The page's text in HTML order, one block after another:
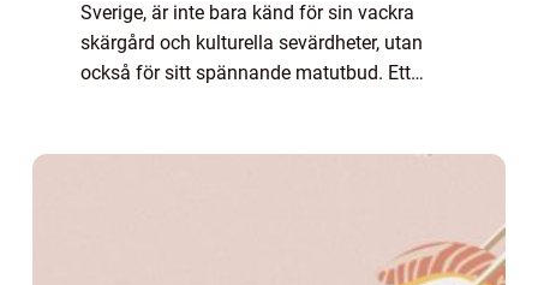
Sverige, är inte bara känd för sin vackra
skärgård och kulturella sevärdheter, utan
också för sitt spännande matutbud. Ett